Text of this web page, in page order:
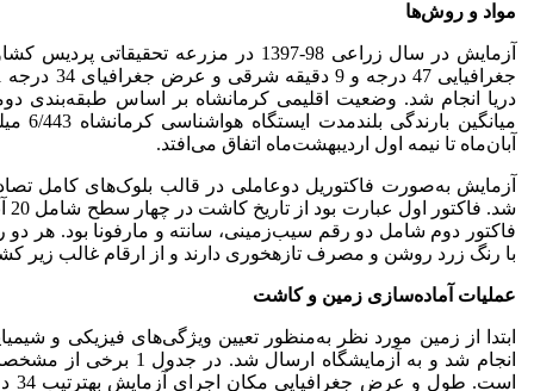
مواد و روشها
آزمایش در سال زراعی 98-1397 در مزرعه
دریا انجام شد. وضعیت اقلیمی کرمانشاه بر اساس طبقه‌بندی
آبان‌ماه تا نیمه اول اردیبهشت‌ماه اتفاق می‌افتد.
فاکتور دوم شامل دو رقم سیب‌زمینی، سانته و مارفونا بود. هر دو
با رنگ زرد روشن و مصرف تازه­خوری دارند و از ارقام غالب زیر
عملیات آماده‌سازی زمین و کاشت
انجام شد و به آزمایشگاه